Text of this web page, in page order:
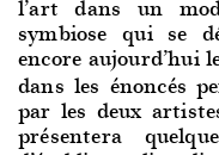
symbiose qui se
encore aujourd’hui
dans les énoncés
par les deux
présentera